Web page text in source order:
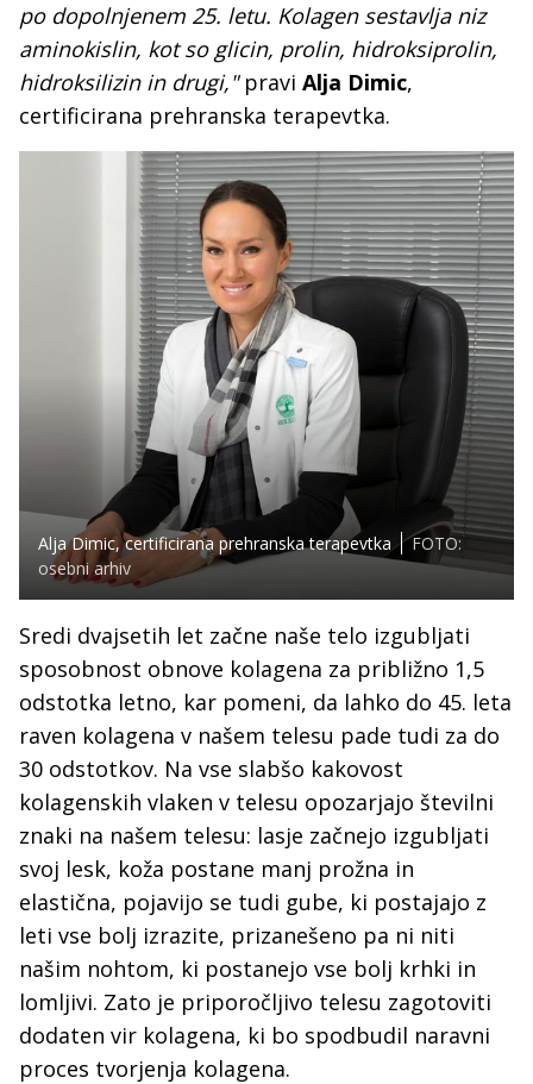
po dopolnjenem 25. letu. Kolagen sestavlja niz
aminokislin, kot so glicin, prolin, hidroksiprolin,
hidroksilizin in drugi,"pravi Alja Dimic,
certificirana prehranska terapevtka.
Alja Dimic, certificirana prehranska terapevtka
FOTO:
osebni arhiv
Sredi dvajsetih let začne naše telo izgubljati
sposobnost obnove kolagena za približno 1,5
odstotka letno, kar pomeni, da lahko do 45. leta
raven kolagena v našem telesu pade tudi za do
30 odstotkov. Na vse slabšo kakovost
kolagenskih vlaken v telesu opozarjajo številni
znaki na našem telesu: lasje začnejo izgubljati
svoj lesk, koža postane manj prožna in
elastična, pojavijo se tudi gube, ki postajajo z
leti vse bolj izrazite, prizanešeno pa ni niti
našim nohtom, ki postanejo vse bolj krhki in
lomljivi. Zato je priporočljivo telesu zagotoviti
dodaten vir kolagena, ki bo spodbudil naravni
proces tvorjenja kolagena.